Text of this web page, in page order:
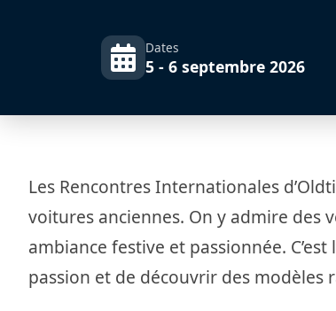
Dates
5 - 6 septembre 2026
Les Rencontres Internationales
voitures anciennes. On y admire des
ambiance festive et passionnée.
passion et de découvrir des modèles